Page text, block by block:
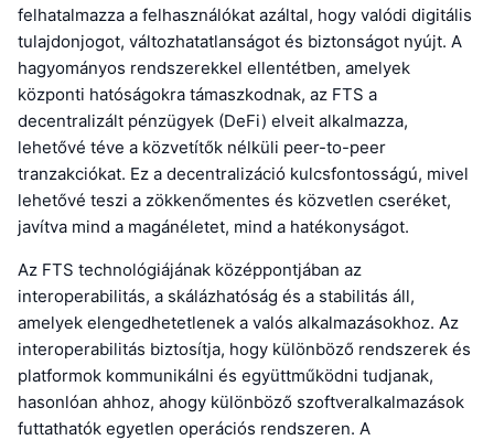
felhatalmazza a felhasználókat azáltal, hogy valódi digitális
tulajdonjogot, változhatatlanságot és biztonságot nyújt. A
hagyományos rendszerekkel ellentétben, amelyek
központi hatóságokra támaszkodnak, az FTS a
decentralizált pénzügyek (DeFi) elveit alkalmazza,
lehetővé téve a közvetítők nélküli peer-to-peer
tranzakciókat. Ez a decentralizáció kulcsfontosságú, mivel
lehetővé teszi a zökkenőmentes és közvetlen cseréket,
javítva mind a magánéletet, mind a hatékonyságot.
Az FTS technológiájának középpontjában az
interoperabilitás, a skálázhatóság és a stabilitás áll,
amelyek elengedhetetlenek a valós alkalmazásokhoz. Az
interoperabilitás biztosítja, hogy különböző rendszerek és
platformok kommunikálni és együttműködni tudjanak,
hasonlóan ahhoz, ahogy különböző szoftveralkalmazások
futtathatók egyetlen operációs rendszeren. A